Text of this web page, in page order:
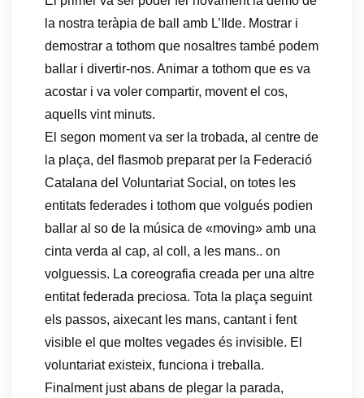
la nostra teràpia de ball amb L’Ilde. Mostrar i
demostrar a tothom que nosaltres també podem
ballar i divertir-nos. Animar a tothom que es va
acostar i va voler compartir, movent el cos,
aquells vint minuts.
El segon moment va ser la trobada, al centre de
la plaça, del flasmob preparat per la Federació
Catalana del Voluntariat Social, on totes les
entitats federades i tothom que volgués podien
ballar al so de la música de «moving» amb una
cinta verda al cap, al coll, a les mans.. on
volguessis. La coreografia creada per una altre
entitat federada preciosa. Tota la plaça seguint
els passos, aixecant les mans, cantant i fent
visible el que moltes vegades és invisible. El
voluntariat existeix, funciona i treballa.
Finalment just abans de plegar la parada,